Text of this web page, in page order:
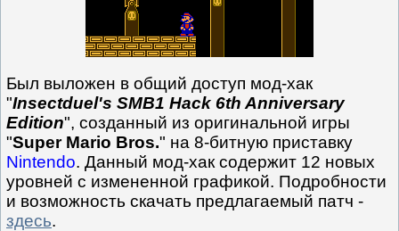
Был выложен в общий доступ мод-хак
"Insectduel's SMB1 Hack 6th Anniversary
Edition", созданный из оригинальной игры
"Super Mario Bros." на 8-битную приставку
Nintendo. Данный мод-хак содержит 12 новых
уровней с измененной графикой. Подробности
и возможность скачать предлагаемый патч -
здесь.